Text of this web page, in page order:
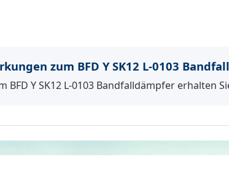
zum BFD Y SK12 L-0103
Y SK12 L-0103 Bandfalldämpfer erhalten